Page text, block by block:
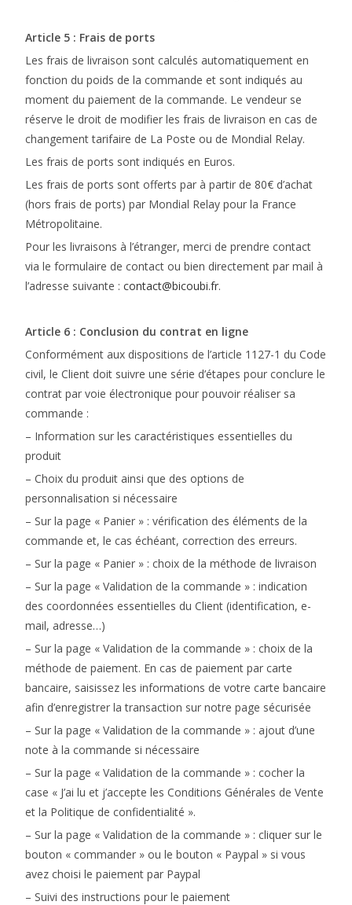
Article 5 : Frais de ports
Les frais de livraison sont calculés automatiquement en
fonction du poids de la commande et sont indiqués au
moment du paiement de la commande. Le vendeur se
réserve le droit de modifier les frais de livraison en cas de
changement tarifaire de La Poste ou de Mondial Relay.
Les frais de ports sont indiqués en Euros.
Les frais de ports sont offerts par à partir de 80€ d’achat
(hors frais de ports) par Mondial Relay pour la France
Métropolitaine.
Pour les livraisons à l’étranger, merci de prendre contact
via le formulaire de contact ou bien directement par mail à
l’adresse suivante :contact@bicoubi.fr.
Article 6 : Conclusion du contrat en ligne
Conformément aux dispositions de l’article 1127-1 du Code
civil, le Client doit suivre une série d’étapes pour conclure le
contrat par voie électronique pour pouvoir réaliser sa
commande :
– Information sur les caractéristiques essentielles du
produit
– Choix du produit ainsi que des options de
personnalisation si nécessaire
– Sur la page « Panier » : vérification des éléments de la
commande et, le cas échéant, correction des erreurs.
– Sur la page « Panier » : choix de la méthode de livraison
– Sur la page « Validation de la commande » : indication
des coordonnées essentielles du Client (identification, e-
mail, adresse…)
– Sur la page « Validation de la commande » : choix de la
méthode de paiement. En cas de paiement par carte
bancaire, saisissez les informations de votre carte bancaire
afin d’enregistrer la transaction sur notre page sécurisée
– Sur la page « Validation de la commande » : ajout d’une
note à la commande si nécessaire
– Sur la page « Validation de la commande » : cocher la
case « J’ai lu et j’accepte les Conditions Générales de Vente
et la Politique de confidentialité ».
– Sur la page « Validation de la commande » : cliquer sur le
bouton « commander » ou le bouton « Paypal » si vous
avez choisi le paiement par Paypal
– Suivi des instructions pour le paiement